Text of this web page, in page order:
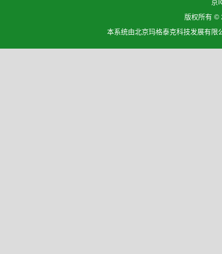
京
版权所有 ©
本系统由北京玛格泰克科技发展有